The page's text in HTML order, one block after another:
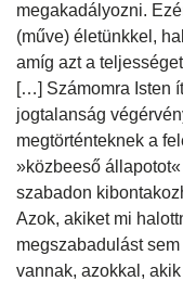
megakadályozni.
(műve) életünkkel,
amíg azt a
[…] Számomra Isten
jogtalanság
megtörténteknek a
»közbeeső
szabadon
Azok, akiket mi
megszabadulást
vannak, azokkal,